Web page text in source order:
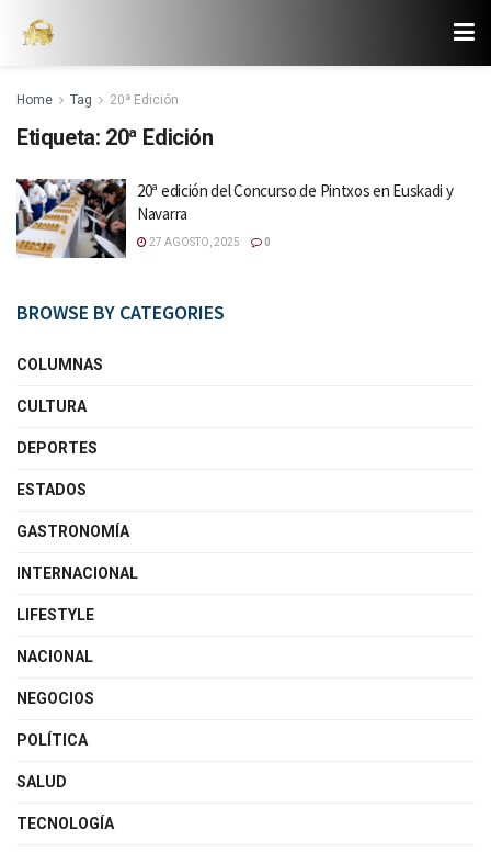
Home Tag 20ª Edición
Etiqueta: 20ª Edición
20ª edición del Concurso de Pintxos en Euskadi y
Navarra
27 AGOSTO, 2025 0
BROWSE BY CATEGORIES
COLUMNAS
CULTURA
DEPORTES
ESTADOS
GASTRONOMÍA
INTERNACIONAL
LIFESTYLE
NACIONAL
NEGOCIOS
POLÍTICA
SALUD
TECNOLOGÍA